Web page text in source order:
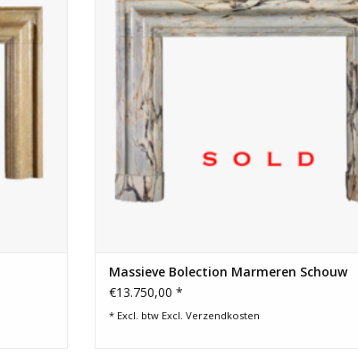
Massieve Bolection Marmeren Schouw
€13.750,00 *
* Excl. btw Excl. Verzendkosten